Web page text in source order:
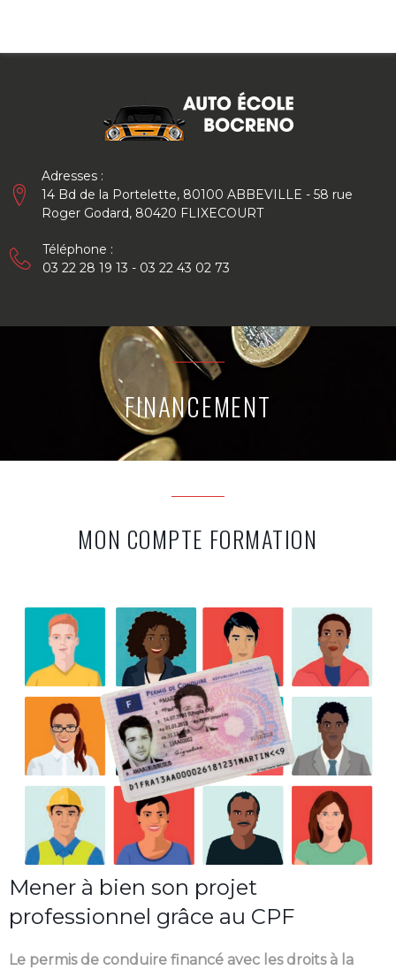
content
Adresses :
14 Bd de la Portelette, 80100 ABBEVILLE - 58 rue
Roger Godard, 80420 FLIXECOURT
Téléphone :
03 22 28 19 13 - 03 22 43 02 73
Financement
FINANCEMENT
MON COMPTE FORMATION
Mener à bien son projet
professionnel grâce au CPF
Le permis de conduire financé avec les droits à la